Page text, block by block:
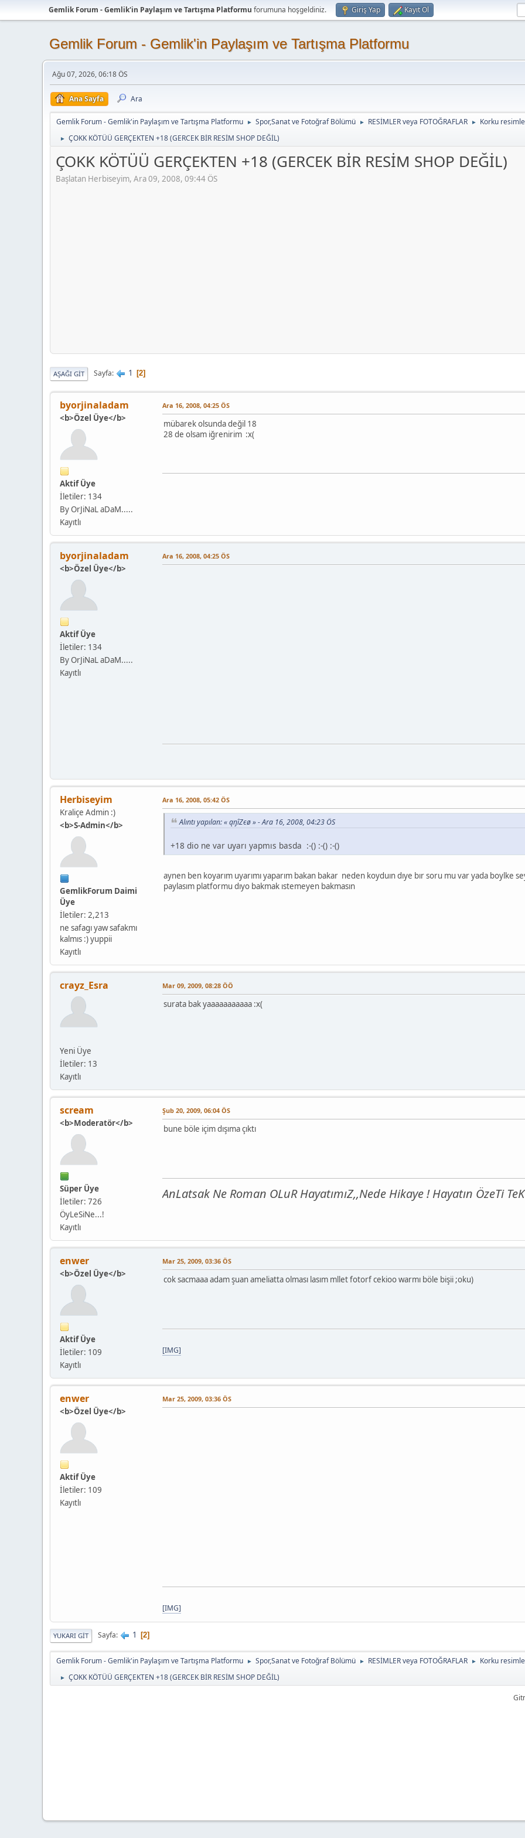
Gemlik Forum - Gemlik'in Paylaşım ve Tartışma Platformu forumuna hoşgeldiniz. Giriş Yap Kayıt Ol
Gemlik Forum - Gemlik'in Paylaşım ve Tartışma Platformu
Ağu 07, 2026, 06:18 ÖS
Ana Sayfa Ara
Gemlik Forum - Gemlik'in Paylaşım ve Tartışma Platformu ► Spor,Sanat ve Fotoğraf Bölümü ► RESİMLER veya FOTOĞRAFLAR ► Korku
► ÇOKK KÖTÜÜ GERÇEKTEN +18 (GERCEK BİR RESİM SHOP DEĞİL)
ÇOKK KÖTÜÜ GERÇEKTEN +18 (GERCEK BİR RESİM SHOP DEĞİL)
Başlatan Herbiseyim, Ara 09, 2008, 09:44 ÖS
AŞAĞI GIT Sayfa 1 2
byorjinaladam
<b>Özel Üye</b>
Aktif Üye
İletiler: 134
By OrJiNaL aDaM.....
Kayıtlı
Ara 16, 2008, 04:25 ÖS
mübarek olsunda değil 18
28 de olsam iğrenirim :x(
byorjinaladam
<b>Özel Üye</b>
Aktif Üye
İletiler: 134
By OrJiNaL aDaM.....
Kayıtlı
Ara 16, 2008, 04:25 ÖS
Herbiseyim
Kraliçe Admin :)
<b>S-Admin</b>
GemlikForum Daimi
Üye
İletiler: 2,213
ne safagı yaw safakmı
kalmıs :) yuppii
Kayıtlı
Ara 16, 2008, 05:42 ÖS
Alıntı yapılan: « ąŋîZєø » - Ara 16, 2008, 04:23 ÖS
+18 dio ne var uyarı yapmıs basda :-() :-() :-()
aynen ben koyarım uyarımı yaparım bakan bakar neden koyduın dıye bır soru mu var yada boylke
paylasım platformu dıyo bakmak ıstemeyen bakmasın
crayz_Esra
Yeni Üye
İletiler: 13
Kayıtlı
Mar 09, 2009, 08:28 ÖÖ
surata bak yaaaaaaaaaaa :x(
scream
<b>Moderatör</b>
Süper Üye
İletiler: 726
ÖyLeSiNe...!
Kayıtlı
Şub 20, 2009, 06:04 ÖS
bune böle içim dışıma çıktı
AnLatsak Ne Roman OLuR HayatımıZ,,Nede Hikaye ! Hayatın ÖzeTi
enwer
<b>Özel Üye</b>
Aktif Üye
İletiler: 109
Kayıtlı
Mar 25, 2009, 03:36 ÖS
cok sacmaaa adam şuan ameliatta olması lasım mllet fotorf cekioo warmı böle bişii ;oku)
[IMG]
enwer
<b>Özel Üye</b>
Aktif Üye
İletiler: 109
Kayıtlı
Mar 25, 2009, 03:36 ÖS
[IMG]
YUKARI GIT Sayfa 1 2
Gemlik Forum - Gemlik'in Paylaşım ve Tartışma Platformu ► Spor,Sanat ve Fotoğraf Bölümü ► RESİMLER veya FOTOĞRAFLAR ► Korku
► ÇOKK KÖTÜÜ GERÇEKTEN +18 (GERCEK BİR RESİM SHOP DEĞİL)